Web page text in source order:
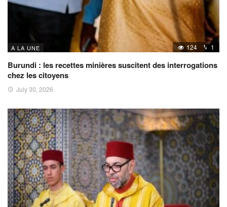
A LA UNE 124 1
Burundi : les recettes minières suscitent des interrogations
chez les citoyens
July 30, 2026